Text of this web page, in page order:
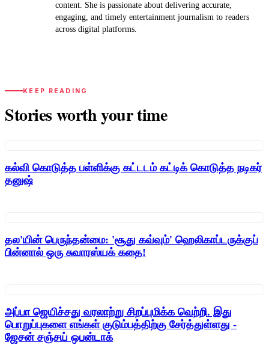
content. She is passionate about delivering accurate,
engaging, and timely entertainment journalism to readers
across digital platforms.
KEEP READING
Stories worth your time
கல்வி கொடுத்த பள்ளிக்கு கட்டடம் கட்டிக் கொடுத்த நடிகர்
தனுஷ்
தல'யின் பெருந்தன்மை: 'சூது கவ்வும்' ஹெலிகாப்டருக்குப்
பின்னால் ஒரு சுவாரஸ்யக் கதை!
அப்பா ஜெயிச்சது வரலாற்று சிறப்புமிக்க வெற்றி. இது
பொறுப்புகளை எங்கள் குடும்பத்திற்கு சேர்த்துள்ளது -
ஜேசன் சஞ்சய் ஒபன்டாக்